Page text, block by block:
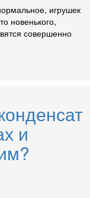
игрушек
новенького,
совершенно
и